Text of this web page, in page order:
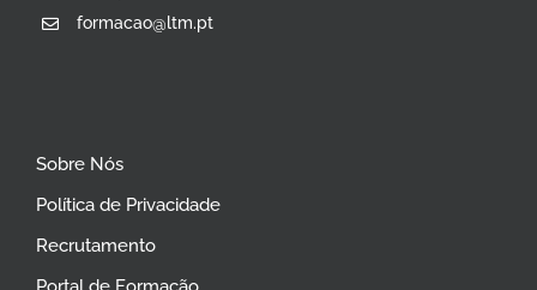
formacao@ltm.pt
Sobre Nós
Política de Privacidade
Recrutamento